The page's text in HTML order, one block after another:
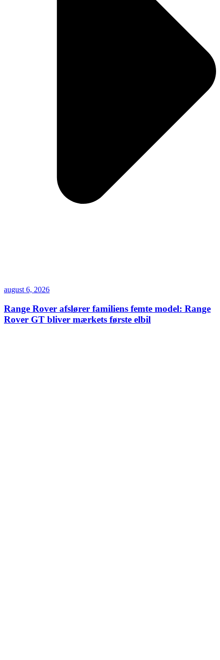
august 6, 2026
Range Rover afslører familiens femte model: Range
Rover GT bliver mærkets første elbil